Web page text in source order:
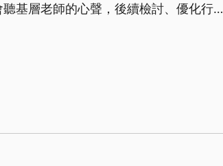
基層老師的心聲，後續檢討、優化行政